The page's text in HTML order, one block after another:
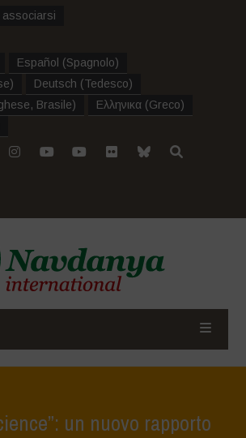
associarsi
Español (Spagnolo)
) Deutsch (Tedesco)
Brasile) Ελληνικα (Greco)
un nuovo rapporto